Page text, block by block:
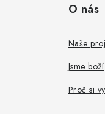
O nás
Naše
Jsme boží
Proč si